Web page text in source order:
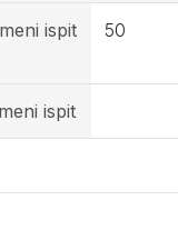
ispit 50
ispit